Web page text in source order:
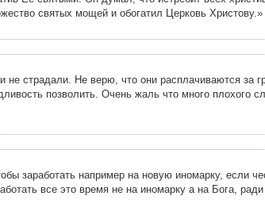
святых мощей и обогатил Церковь Христову.»
не страдали. Не верю, что они расплачиваются за
позволить. Очень жаль что много плохого
заработать например на новую иномарку, если
все это время не на иномарку а на Бога,